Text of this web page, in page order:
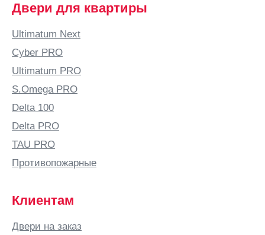
Балаково
Белгород
Белово
Двери для квартиры
Ultimatum Next
Cyber PRO
Ultimatum PRO
S.Omega PRO
Delta 100
Delta PRO
TAU PRO
Противопожарные
Клиентам
Двери на заказ